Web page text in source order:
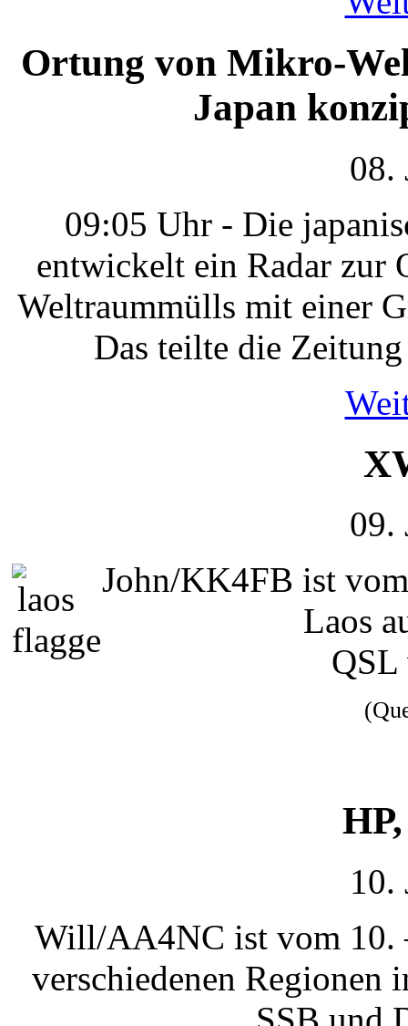
Ortung von Mikro-
Japan
08.
09:05 Uhr - Die
entwickelt ein Radar zur
Weltraummülls mit einer
Das teilte die
09.
John/KK4FB ist
Laos
10.
Will/AA4NC ist vom 10.
verschiedenen Regionen